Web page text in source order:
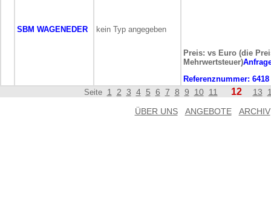
SBM WAGENEDER kein Typ angegeben
Preis: vs Euro (die
Mehrwertsteuer)
Referenznummer: 6418
Seite 1 2 3 4 5 6 7 8 9 10 11 12 13
ÜBER UNS
ANGEBOTE ARCHIV